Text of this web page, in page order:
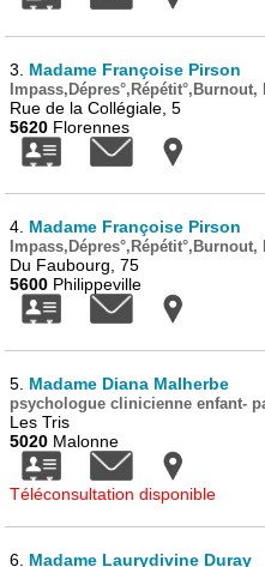
3. Madame Françoise Pirson
Rue de la Collégiale, 5
5620 Florennes
4. Madame Françoise Pirson
Du Faubourg, 75
5600 Philippeville
5. Madame Diana Malherbe
psychologue clinicienne enfant-
Les Tris
5020 Malonne
Téléconsultation disponible
6. Madame Laurydivine Duray